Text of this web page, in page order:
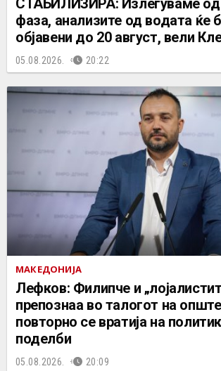
СТАБИЛИЗИРА: Излегуваме од
фаза, анализите од водата ќе
објавени до 20 август, вели
05.08.2026. 20:22
МАКЕДОНИЈА
Лефков: Филипче и
препознаа во талогот на
повторно се вратија на
поделби
05.08.2026. 20:09